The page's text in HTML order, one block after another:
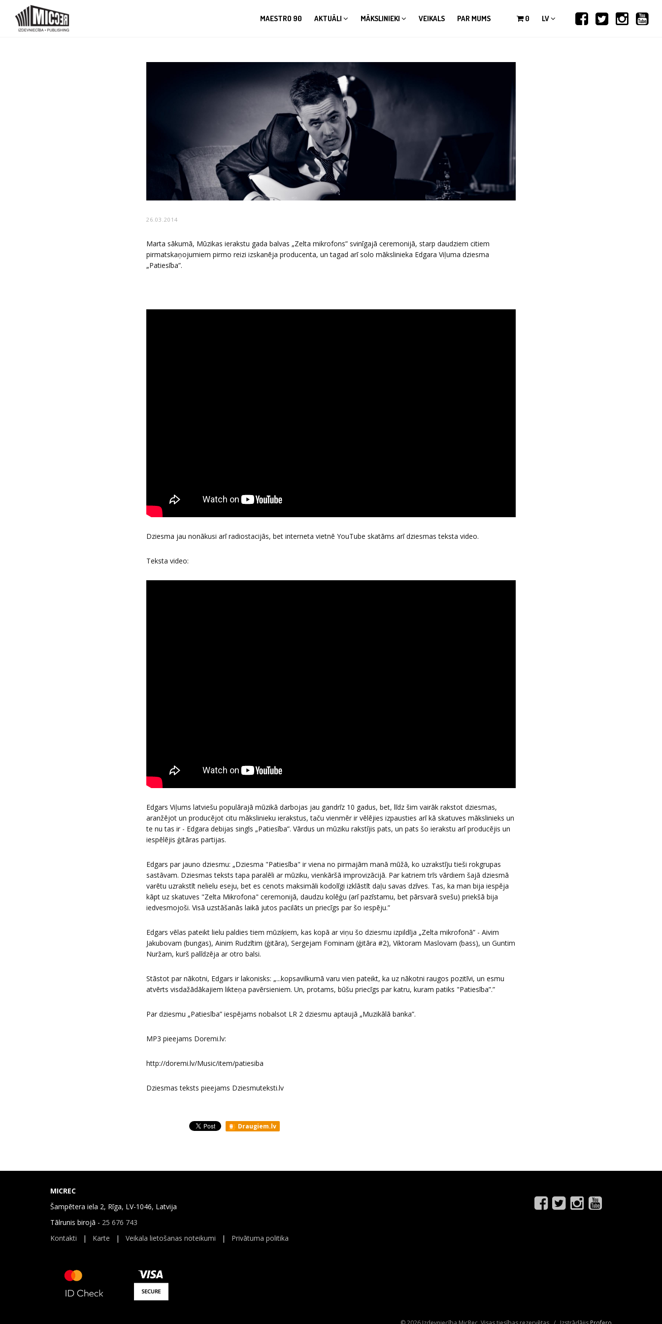
MAESTRO 90 AKTUĀLI MĀKSLINIEKI VEIKALS PAR MUMS 0 LV
26.03.2014
Marta sākumā, Mūzikas ierakstu gada balvas „Zelta mikrofons” svinīgajā ceremonijā, starp daudziem citiem
pirmatskaņojumiem pirmo reizi izskanēja producenta, un tagad arī solo mākslinieka Edgara Viļuma dziesma
„Patiesība”.
Dziesma jau nonākusi arī radiostacijās, bet interneta vietnē YouTube skatāms arī dziesmas teksta video.
Teksta video:
Edgars Viļums latviešu populārajā mūzikā darbojas jau gandrīz 10 gadus, bet, līdz šim vairāk rakstot dziesmas,
aranžējot un producējot citu mākslinieku ierakstus, taču vienmēr ir vēlējies izpausties arī kā skatuves mākslinieks un
te nu tas ir - Edgara debijas singls „Patiesība”. Vārdus un mūziku rakstījis pats, un pats šo ierakstu arī producējis un
iespēlējis ģitāras partijas.
Edgars par jauno dziesmu: „Dziesma "Patiesība" ir viena no pirmajām manā mūžā, ko uzrakstīju tieši rokgrupas
sastāvam. Dziesmas teksts tapa paralēli ar mūziku, vienkāršā improvizācijā. Par katriem trīs vārdiem šajā dziesmā
varētu uzrakstīt nelielu eseju, bet es cenots maksimāli kodolīgi izklāstīt daļu savas dzīves. Tas, ka man bija iespēja
kāpt uz skatuves "Zelta Mikrofona" ceremonijā, daudzu kolēģu (arī pazīstamu, bet pārsvarā svešu) priekšā bija
iedvesmojoši. Visā uzstāšanās laikā jutos pacilāts un priecīgs par šo iespēju.”
Edgars vēlas pateikt lielu paldies tiem mūziķiem, kas kopā ar viņu šo dziesmu izpildīja „Zelta mikrofonā” - Aivim
Jakubovam (bungas), Ainim Rudzītim (ģitāra), Sergejam Fominam (ģitāra #2), Viktoram Maslovam (bass), un Guntim
Nuržam, kurš palīdzēja ar otro balsi.
Stāstot par nākotni, Edgars ir lakonisks: „...kopsavilkumā varu vien pateikt, ka uz nākotni raugos pozitīvi, un esmu
atvērts visdažādākajiem likteņa pavērsieniem. Un, protams, būšu priecīgs par katru, kuram patiks "Patiesība”.”
Par dziesmu „Patiesība” iespējams nobalsot LR 2 dziesmu aptaujā „Muzikālā banka”.
MP3 pieejams Doremi.lv:
http://doremi.lv/Music/item/patiesiba
Dziesmas teksts pieejams Dziesmuteksti.lv
Draugiem.lv
MICREC
Šampētera iela 2, Rīga, LV-1046, Latvija
Tālrunis birojā - 25 676 743
Kontakti | Karte | Veikala lietošanas noteikumi | Privātuma politika